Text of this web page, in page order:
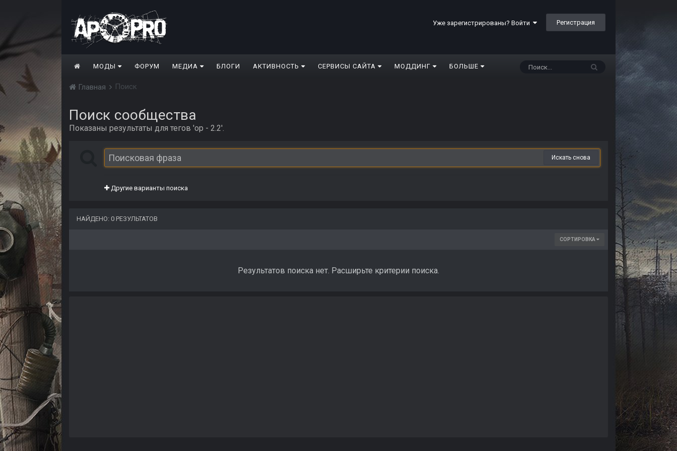
Уже зарегистрированы? Войти Регистрация
МОДЫ ФОРУМ МЕДИА БЛОГИ АКТИВНОСТЬ СЕРВИСЫ САЙТА МОДДИНГ БОЛЬШЕ
Главная Поиск
Поиск сообщества
Показаны результаты для тегов 'op - 2.2'.
Искать снова
Другие варианты поиска
НАЙДЕНО: 0 РЕЗУЛЬТАТОВ
СОРТИРОВКА
Результатов поиска нет. Расширьте критерии поиска.